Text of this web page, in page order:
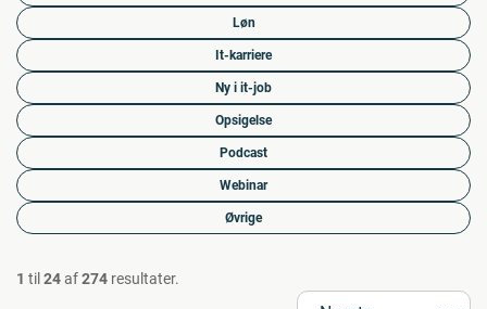
Løn
It-karriere
Ny i it-job
Opsigelse
Podcast
Webinar
Øvrige
1 til 24af274 resultater.